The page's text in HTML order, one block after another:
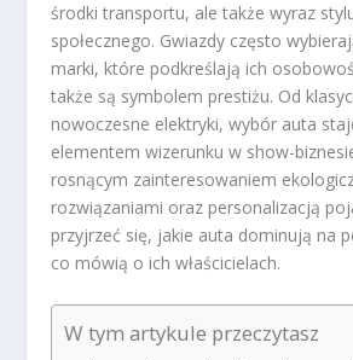
środki transportu, ale także wyraz
społecznego. Gwiazdy często
marki, które podkreślają ich
także są symbolem prestiżu. Od
nowoczesne elektryki, wybór auta
elementem wizerunku w show-
rosnącym zainteresowaniem
rozwiązaniami oraz personalizacją
przyjrzeć się, jakie auta dominują na
co mówią o ich właścicielach.
W tym artykule przeczytasz